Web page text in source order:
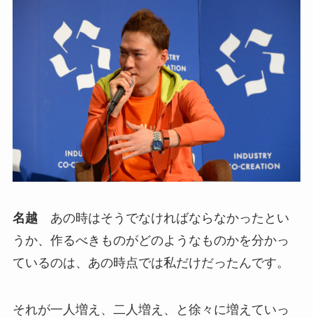
名越あの時はそうでなければならなかったとい
うか、作るべきものがどのようなものかを分かっ
ているのは、あの時点では私だけだったんです。
それが一人増え、二人増え、と徐々に増えていっ